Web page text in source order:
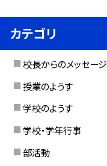
カテゴリ
校長からのメッセージ
授業のようす
学校のようす
学校・学年行事
部活動